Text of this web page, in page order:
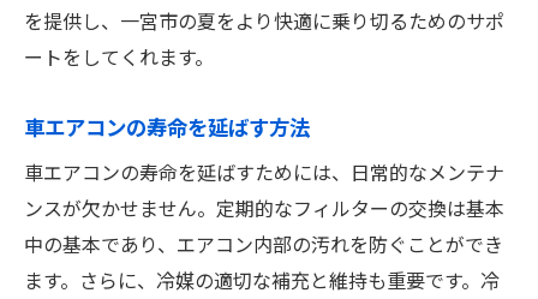
を提供し、一宮市の夏をより快適に乗り切るためのサポ
ートをしてくれます。
車エアコンの寿命を延ばす方法
車エアコンの寿命を延ばすためには、日常的なメンテナ
ンスが欠かせません。定期的なフィルターの交換は基本
中の基本であり、エアコン内部の汚れを防ぐことができ
ます。さらに、冷媒の適切な補充と維持も重要です。冷